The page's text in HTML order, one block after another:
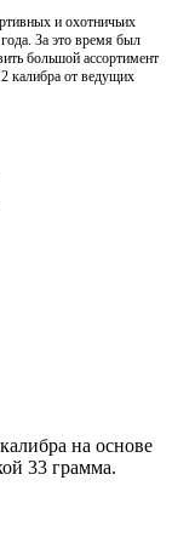
и охотничьих
За это время был
большой ассортимент
калибра от ведущих
на основе
33 грамма.